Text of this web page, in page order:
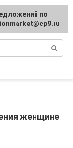
женщине
по
по